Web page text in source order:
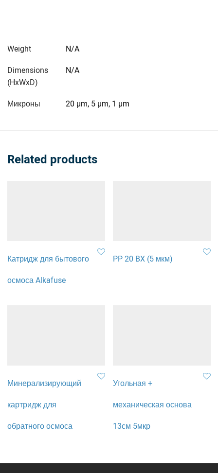
Weight N/A
Dimensions
(HxWxD)
N/A
Микроны 20 µm, 5 µm, 1 µm
Related products
Катридж для бытового
осмоса Alkafuse
PP 20 BX (5 мкм)
Минерализирующий
картридж для
обратного осмоса
Угольная +
механическая основа
13см 5мкр